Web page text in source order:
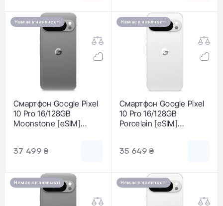
Немає в наявності
Смартфон Google Pixel
10 Pro 16/128GB
Moonstone [eSIM]
37 499 ₴
Немає в наявності
Смартфон Google Pixel
10 Pro 16/128GB
Porcelain [eSIM]
35 649 ₴
Немає в наявності Немає в наявності